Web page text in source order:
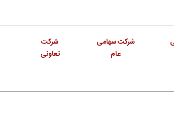
شرکت سهامی
عام
شرکت
تعاونی